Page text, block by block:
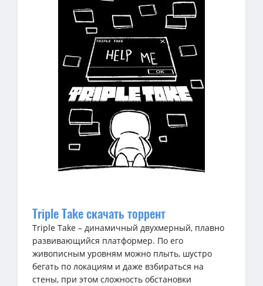
Triple Take скачать торрент
Triple Take – динамичный двухмерный, плавно
развивающийся платформер. По его
живописным уровням можно плыть, шустро
бегать по локациям и даже взбираться на
стены, при этом сложность обстановки